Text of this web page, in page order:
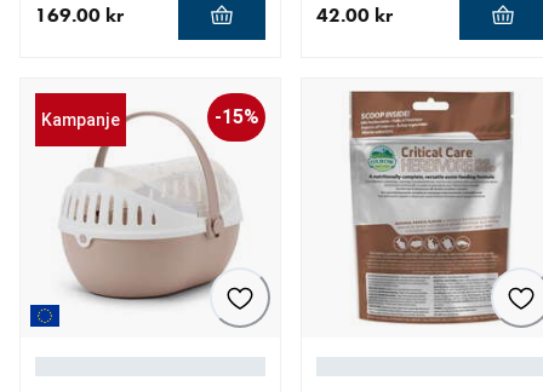
169.00 kr 42.00 kr
Kampanje -15%